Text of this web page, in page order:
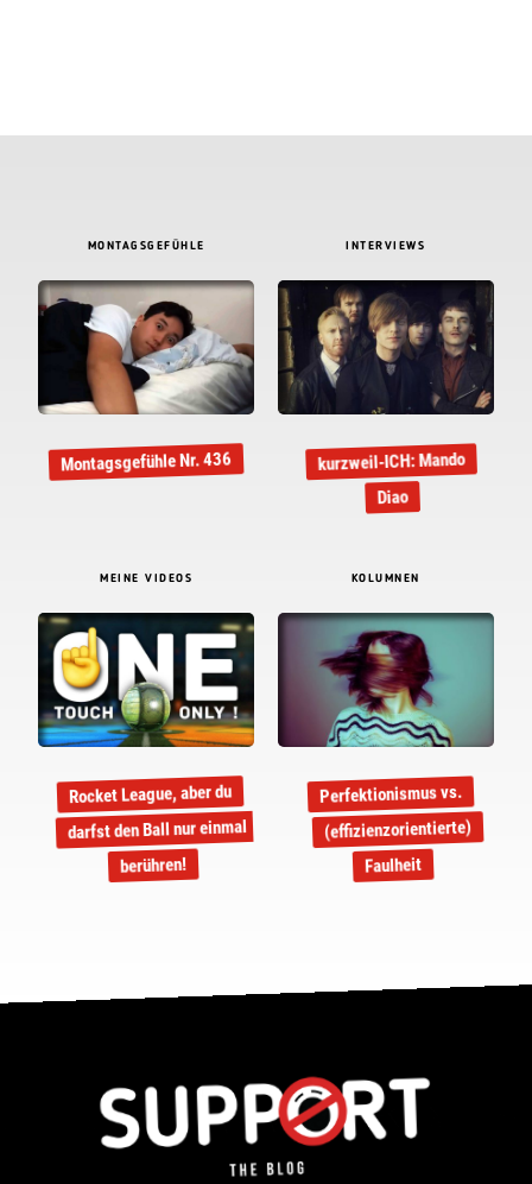
MONTAGSGEFÜHLE
Montagsgefühle Nr. 436
INTERVIEWS
kurzweil-ICH: Mando
Diao
MEINE VIDEOS
Rocket League, aber du
darfst den Ball nur einmal
berühren!
KOLUMNEN
Perfektionismus vs.
(effizienzorientierte)
Faulheit